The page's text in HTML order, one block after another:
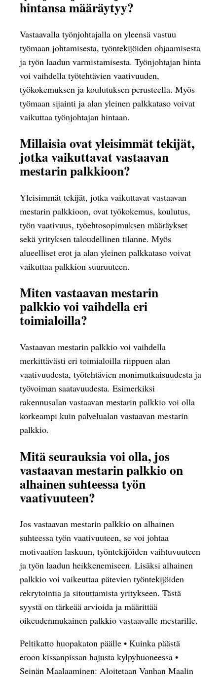
hintansa määräytyy?
Vastaavalla työnjohtajalla on yleensä vastuu
työmaan johtamisesta, työntekijöiden ohjaamisesta
ja työn laadun varmistamisesta. Työnjohtajan hinta
voi vaihdella työtehtävien vaativuuden,
työkokemuksen ja koulutuksen perusteella. Myös
työmaan sijainti ja alan yleinen palkkataso voivat
vaikuttaa työnjohtajan hintaan.
Millaisia ovat yleisimmät tekijät,
jotka vaikuttavat vastaavan
mestarin palkkioon?
Yleisimmät tekijät, jotka vaikuttavat vastaavan
mestarin palkkioon, ovat työkokemus, koulutus,
työn vaativuus, työehtosopimuksen määräykset
sekä yrityksen taloudellinen tilanne. Myös
alueelliset erot ja alan yleinen palkkataso voivat
vaikuttaa palkkion suuruuteen.
Miten vastaavan mestarin
palkkio voi vaihdella eri
toimialoilla?
Vastaavan mestarin palkkio voi vaihdella
merkittävästi eri toimialoilla riippuen alan
vaativuudesta, työtehtävien monimutkaisuudesta ja
työvoiman saatavuudesta. Esimerkiksi
rakennusalan vastaavan mestarin palkkio voi olla
korkeampi kuin palvelualan vastaavan mestarin
palkkio.
Mitä seurauksia voi olla, jos
vastaavan mestarin palkkio on
alhainen suhteessa työn
vaativuuteen?
Jos vastaavan mestarin palkkio on alhainen
suhteessa työn vaativuuteen, se voi johtaa
motivaation laskuun, työntekijöiden vaihtuvuuteen
ja työn laadun heikkenemiseen. Lisäksi alhainen
palkkio voi vaikeuttaa pätevien työntekijöiden
rekrytointia ja sitouttamista yritykseen. Tästä
syystä on tärkeää arvioida ja määrittää
oikeudenmukainen palkkio vastaavalle mestarille.
Peltikatto huopakaton päälle • Kuinka päästä
eroon kissanpissan hajusta kylpyhuoneessa •
Seinän Maalaaminen: Aloitetaan Vanhan Maalin